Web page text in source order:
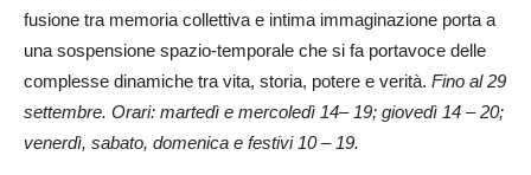
fusione tra memoria collettiva e intima immaginazione porta a
una sospensione spazio-temporale che si fa portavoce delle
complesse dinamiche tra vita, storia, potere e verità. Fino al 29
settembre. Orari: martedì e mercoledì 14– 19; giovedì 14 – 20;
venerdì, sabato, domenica e festivi 10 – 19.